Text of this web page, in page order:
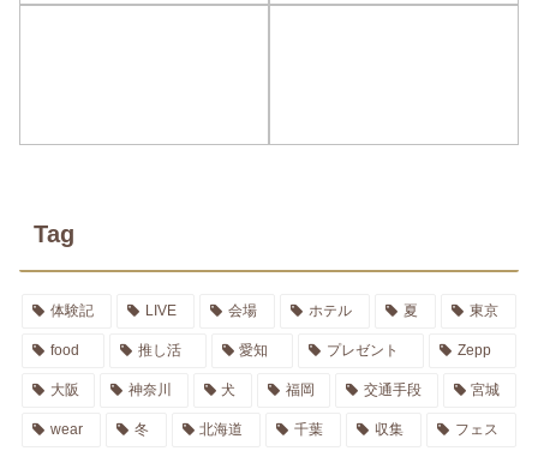
Tag
体験記 LIVE 会場 ホテル 夏 東京
food 推し活 愛知 プレゼント Zepp
大阪 神奈川 犬 福岡 交通手段 宮城
wear 冬 北海道 千葉 収集 フェス